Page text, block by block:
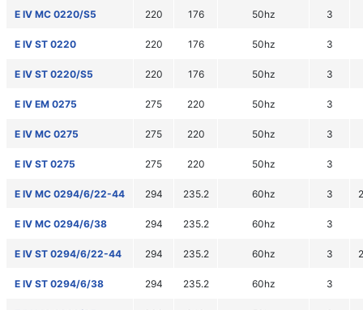
E IV MC 0220/S5 220 176 50hz 3
E IV ST 0220 220 176 50hz 3
E IV ST 0220/S5 220 176 50hz 3
E IV EM 0275 275 220 50hz 3
E IV MC 0275 275 220 50hz 3
E IV ST 0275 275 220 50hz 3
E IV MC 0294/6/22-44 294 235.2 60hz 3
E IV MC 0294/6/38 294 235.2 60hz 3
E IV ST 0294/6/22-44 294 235.2 60hz 3
E IV ST 0294/6/38 294 235.2 60hz 3